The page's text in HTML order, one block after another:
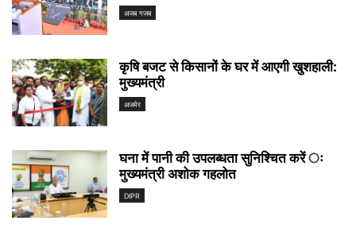
अजब गजब
कृषि बजट से किसानों के घर में आएगी खुशहाली:
मुख्यमंत्री
अजमेर
घना में पानी की उपलब्धता सुनिश्चित करें ः
मुख्यमंत्री अशोक गहलोत
DIPR